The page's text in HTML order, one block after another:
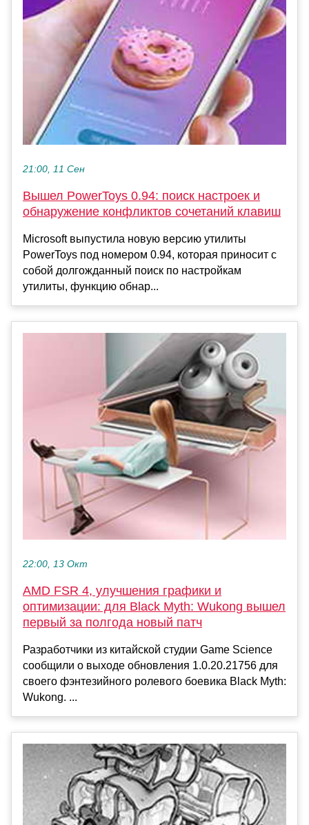
21:00, 11 Сен
Вышел PowerToys 0.94: поиск настроек и
обнаружение конфликтов сочетаний клавиш
Microsoft выпустила новую версию утилиты
PowerToys под номером 0.94, которая приносит с
собой долгожданный поиск по настройкам
утилиты, функцию обнар...
22:00, 13 Окт
AMD FSR 4, улучшения графики и
оптимизации: для Black Myth: Wukong вышел
первый за полгода новый патч
Разработчики из китайской студии Game Science
сообщили о выходе обновления 1.0.20.21756 для
своего фэнтезийного ролевого боевика Black Myth:
Wukong. ...